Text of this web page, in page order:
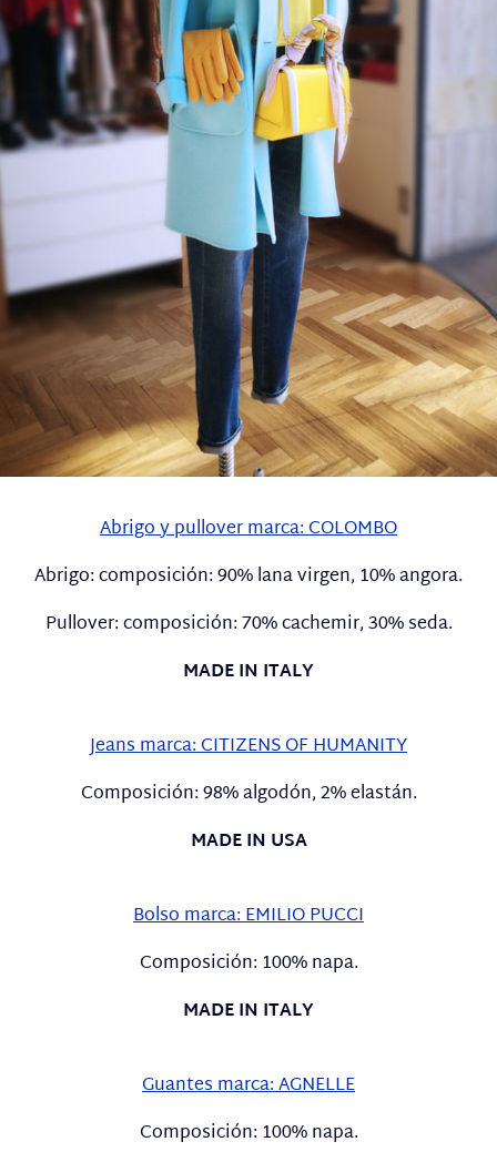
Abrigo y pullover marca: COLOMBO
Abrigo: composición: 90% lana virgen, 10% angora.
Pullover: composición: 70% cachemir, 30% seda.
MADE IN ITALY
Jeans marca: CITIZENS OF HUMANITY
Composición: 98% algodón, 2% elastán.
MADE IN USA
Bolso marca: EMILIO PUCCI
Composición: 100% napa.
MADE IN ITALY
Guantes marca: AGNELLE
Composición: 100% napa.